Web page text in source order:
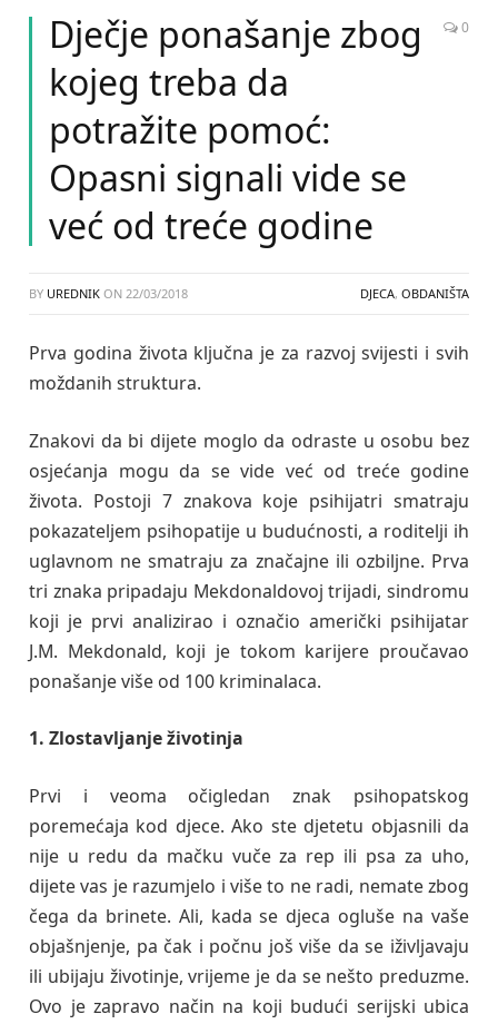
Dječje ponašanje zbog
kojeg treba da
potražite pomoć:
Opasni signali vide se
već od treće godine
0
BY UREDNIK ON 22/03/2018 DJECA, OBDANIŠTA
Prva godina života ključna je za razvoj svijesti i svih
moždanih struktura.
Znakovi da bi dijete moglo da odraste u osobu bez
osjećanja mogu da se vide već od treće godine
života. Postoji 7 znakova koje psihijatri smatraju
pokazateljem psihopatije u budućnosti, a roditelji ih
uglavnom ne smatraju za značajne ili ozbiljne. Prva
tri znaka pripadaju Mekdonaldovoj trijadi, sindromu
koji je prvi analizirao i označio američki psihijatar
J.M. Mekdonald, koji je tokom karijere proučavao
ponašanje više od 100 kriminalaca.
1. Zlostavljanje životinja
Prvi i veoma očigledan znak psihopatskog
poremećaja kod djece. Ako ste djetetu objasnili da
nije u redu da mačku vuče za rep ili psa za uho,
dijete vas je razumjelo i više to ne radi, nemate zbog
čega da brinete. Ali, kada se djeca ogluše na vaše
objašnjenje, pa čak i počnu još više da se iživljavaju
ili ubijaju životinje, vrijeme je da se nešto preduzme.
Ovo je zapravo način na koji budući serijski ubica